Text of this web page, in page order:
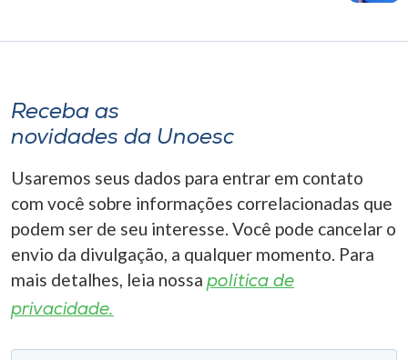
Receba as
novidades da Unoesc
Usaremos seus dados para entrar em contato
com você sobre informações correlacionadas que
podem ser de seu interesse. Você pode cancelar o
envio da divulgação, a qualquer momento. Para
mais detalhes, leia nossa política de
privacidade.